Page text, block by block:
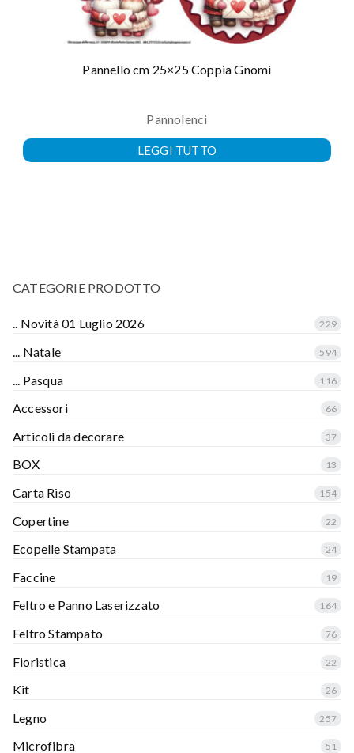
Pannello cm 25×25 Coppia Gnomi
Pannolenci
LEGGI TUTTO
CATEGORIE PRODOTTO
.. Novità 01 Luglio 2026 229
... Natale 594
... Pasqua 116
Accessori 66
Articoli da decorare 37
BOX 13
Carta Riso 154
Copertine 22
Ecopelle Stampata 24
Faccine 19
Feltro e Panno Laserizzato 164
Feltro Stampato 76
Fioristica 22
Kit 26
Legno 257
Microfibra 51